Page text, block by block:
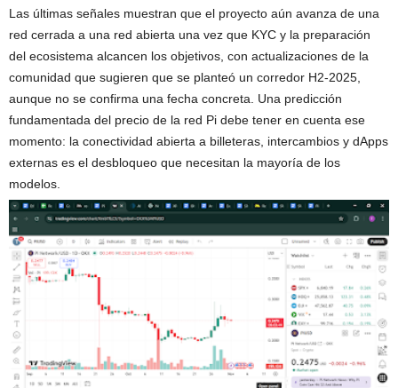
Las últimas señales muestran que el proyecto aún avanza de una
red cerrada a una red abierta una vez que KYC y la preparación
del ecosistema alcancen los objetivos, con actualizaciones de la
comunidad que sugieren que se planteó un corredor H2-2025,
aunque no se confirma una fecha concreta. Una predicción
fundamentada del precio de la red Pi debe tener en cuenta ese
momento: la conectividad abierta a billeteras, intercambios y dApps
externas es el desbloqueo que necesitan la mayoría de los
modelos.